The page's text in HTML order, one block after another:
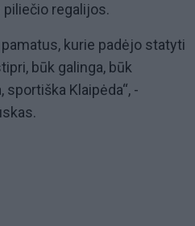
regalijos.
kurie padėjo statyti
būk galinga, būk
sportiška Klaipėda“, -